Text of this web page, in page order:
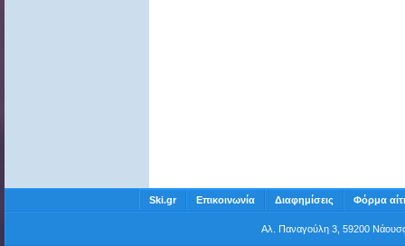
Ski.gr Επικοινωνία Διαφημίσεις Φόρμα
Αλ. Παναγούλη 3, 59200